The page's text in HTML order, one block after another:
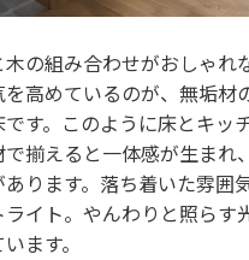
木の組み合わせがおしゃれ
を高めているのが、無垢材
す。このように床とキッ
で揃えると一体感が生まれ
あります。落ち着いた雰囲
ライト。やんわりと照らす
ます。